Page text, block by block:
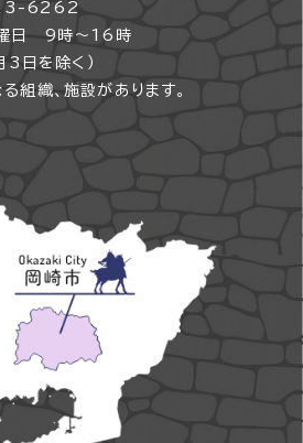
23-6262
日 9時～16時
日を除く）
組織、施設があります。